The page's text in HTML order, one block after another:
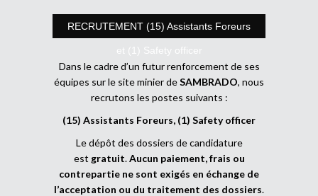
RECRUTEMENT (15) Assistants Foreurs
et (1) Safety officer
Dans le cadre d’un futur renforcement de ses
équipes sur le site minier deSAMBRADO, nous
recrutons les postes suivants :
(15) Assistants Foreurs, (1) Safety officer
Le dépôt des dossiers de candidature
est gratuit.Aucun paiement, frais ou
contrepartie ne sont exigés en échange de
l’acceptation ou du traitement des dossiers.